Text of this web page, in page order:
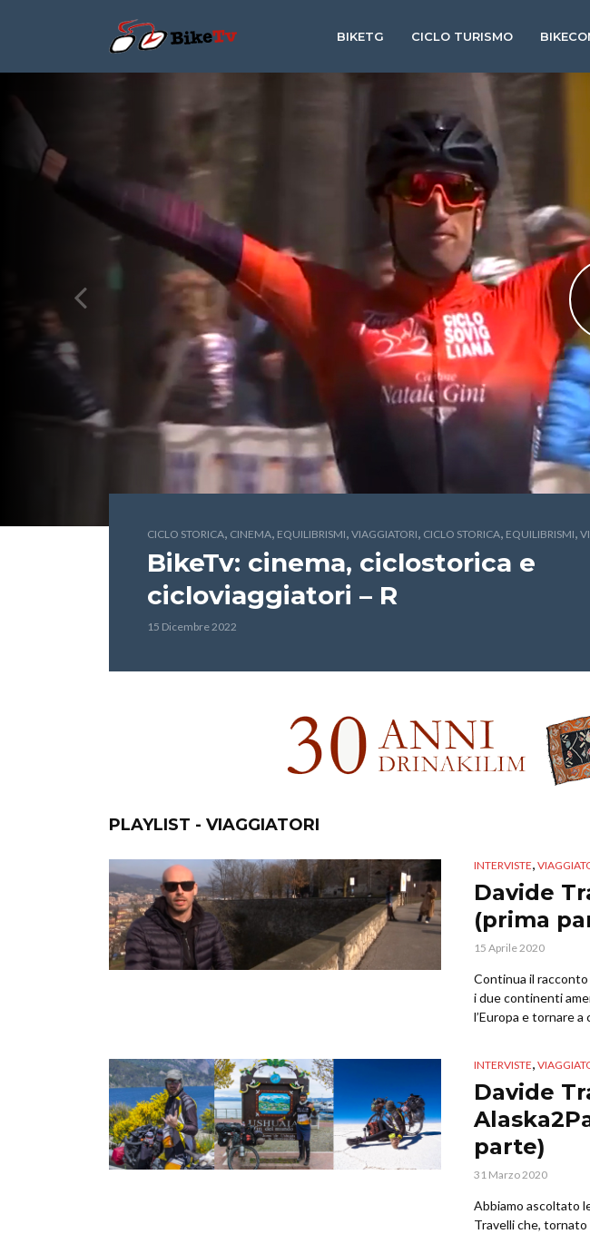
BIKETG CICLO TURISMO
CICLO STORICA, CINEMA, EQUILIBRISMI, VIAGGIATORI, CICLO STORICA, EQUILIBRISMI,
BikeTv: cinema, ciclostorica e
cicloviaggiatori – R
15 Dicembre 2022
PLAYLIST - VIAGGIATORI
INTERVISTE,
Davide
(prima
15 Aprile 2020
Continua il
i due continenti
l’Europa e tornare a
INTERVISTE,
Davide
parte)
31 Marzo 2020
Abbiamo ascoltato
Travelli che, tornato